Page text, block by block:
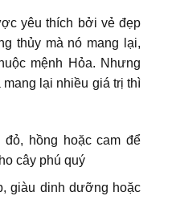
yêu thích bởi vẻ đẹp
thủy mà nó mang lại,
mệnh Hỏa. Nhưng
lại nhiều giá trị thì
đỏ, hồng hoặc cam để
cây phú quý
giàu dinh dưỡng hoặc